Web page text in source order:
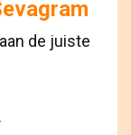
de juiste